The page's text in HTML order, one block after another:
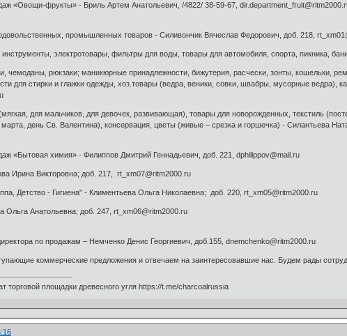
«Овощи-фрукты» - Бриль Артем Анатольевич, /4822/ 38-59-67,
промышленных товаров - Силивончик Вячеслав Федорович, доб. 218,
инструменты, электротовары, фильтры для воды, товары для автомобиля, спорта, пикника,
чемоданы, рюкзаки; маникюрные принадлежности, бижутерия, расчески, зонты, кошельки,
для стирки и глажки одежды, хоз.товары (ведра, веники, совки, швабры, мусорные ведра),
для мальчиков, для девочек, развивающая), товары для новорожденных, текстиль
день Св. Валентина), консервация, цветы (живые – срезка и горшечка) - Силантьева
«Бытовая химия» - Филиппов Дмитрий Геннадьевич, доб. 221, dphilippov@mail.ru
Ирина Викторовна; доб. 217, rt_xm07@ritm2000.ru
Детство - Гигиена" - Климентьева Ольга Николаевна; доб. 220, rt_xm05@ritm2000.ru
Ольга Анатольевна; доб. ­247, rt_xm06@ritm2000.ru
по продажам – Немченко Денис Георгиевич, доб.155, dnemchenko@ritm2000.ru
коммерческие предложения и отвечаем на заинтересовавшие нас. Будем рады
торговой площадки древесного угля https://t.me/charcoalrussia